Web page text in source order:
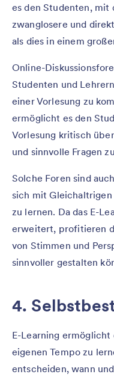
es den Studenten, mit
zwanglosere und
als dies in einem
Online-
Studenten und
einer Vorlesung zu
ermöglicht es den
Vorlesung kritisch
und sinnvolle Fragen
Solche Foren sind
sich mit Gleichaltrigen
zu lernen. Da das E-
erweitert, profitieren
von Stimmen und
sinnvoller gestalten
4.
E-Learning ermöglicht
eigenen Tempo zu
entscheiden, wann